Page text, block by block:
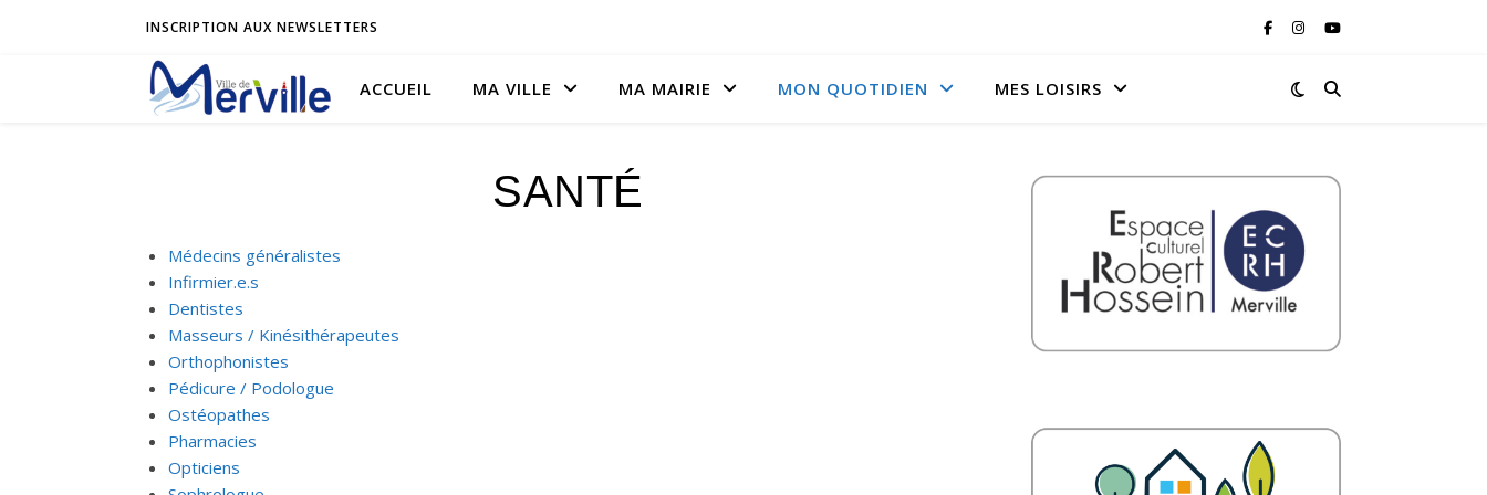
INSCRIPTION AUX NEWSLETTERS
ACCUEIL MA VILLE MA MAIRIE MON QUOTIDIEN MES LOISIRS
SANTÉ
Médecins généralistes
Infirmier.e.s
Dentistes
Masseurs / Kinésithérapeutes
Orthophonistes
Pédicure / Podologue
Ostéopathes
Pharmacies
Opticiens